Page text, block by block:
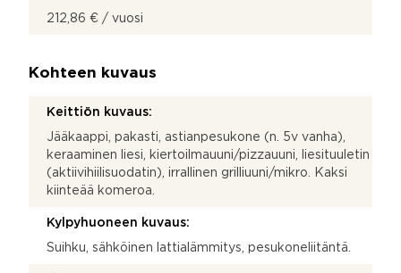
212,86 € / vuosi
Kohteen kuvaus
Keittiön kuvaus:
Jääkaappi, pakasti, astianpesukone (n. 5v vanha),
keraaminen liesi, kiertoilmauuni/pizzauuni, liesituuletin
(aktiivihiilisuodatin), irrallinen grilliuuni/mikro. Kaksi
kiinteää komeroa.
Kylpyhuoneen kuvaus:
Suihku, sähköinen lattialämmitys, pesukoneliitäntä.